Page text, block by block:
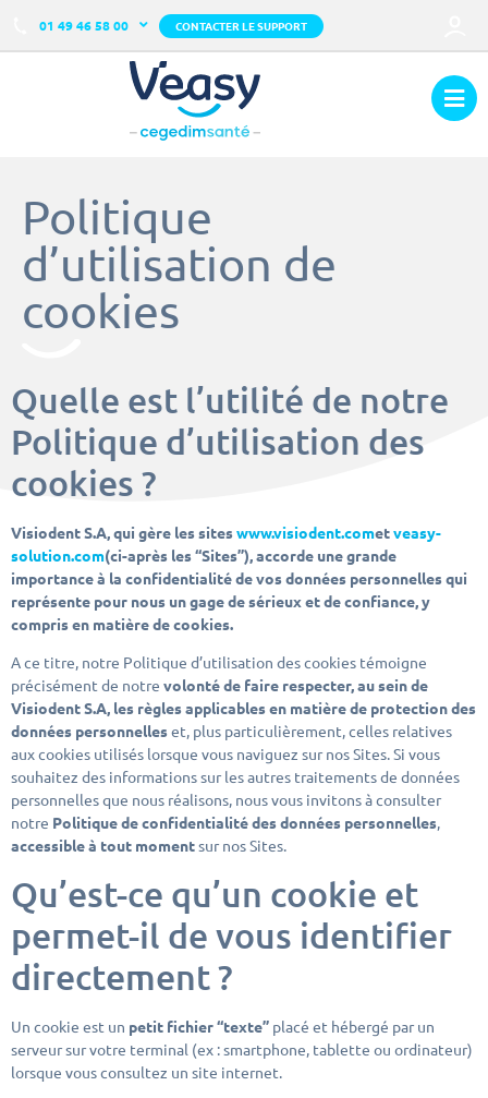
01 49 46 58 00 CONTACTER LE SUPPORT
Politique
d’utilisation de
cookies
Quelle est l’utilité de notre
Politique d’utilisation des
cookies ?
Visiodent S.A, qui gère les siteswww.visiodent.cometveasy-
solution.com(ci-après les “Sites”), accorde une grande
importance à la confidentialité de vos données personnelles qui
représente pour nous un gage de sérieux et de confiance, y
compris en matière de cookies.
A ce titre, notre Politique d’utilisation des cookies témoigne
précisément de notre volonté de faire respecter, au sein de
Visiodent S.A, les règles applicables en matière de protection des
données personnelleset, plus particulièrement, celles relatives
aux cookies utilisés lorsque vous naviguez sur nos Sites. Si vous
souhaitez des informations sur les autres traitements de données
personnelles que nous réalisons, nous vous invitons à consulter
notre Politique de confidentialité des données personnelles,
accessible à tout momentsur nos Sites.
Qu’est-ce qu’un cookie et
permet-il de vous identifier
directement ?
Un cookie est un petit fichier “texte” placé et hébergé par un
serveur sur votre terminal (ex : smartphone, tablette ou ordinateur)
lorsque vous consultez un site internet.